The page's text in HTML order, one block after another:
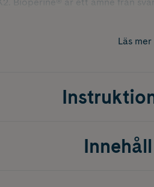
normal synförmåga.
vitamin B6, B12 och
järnomsättning, till att
Läs mer
Innehåll